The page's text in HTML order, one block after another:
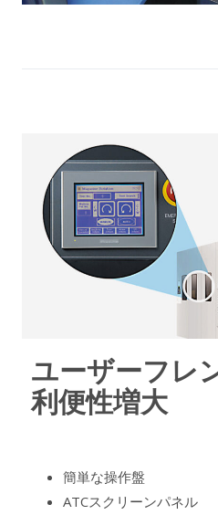
ユーザーフレ
利便性増大
簡単な操作盤
ATCスクリーンパネル